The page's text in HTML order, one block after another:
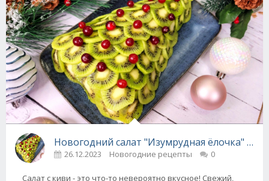
Новогодний салат "Изумрудная ёлочка" +
26.12.2023 Новогодние рецепты 0
Салат с киви - это что-то невероятно вкусное! Свежий,